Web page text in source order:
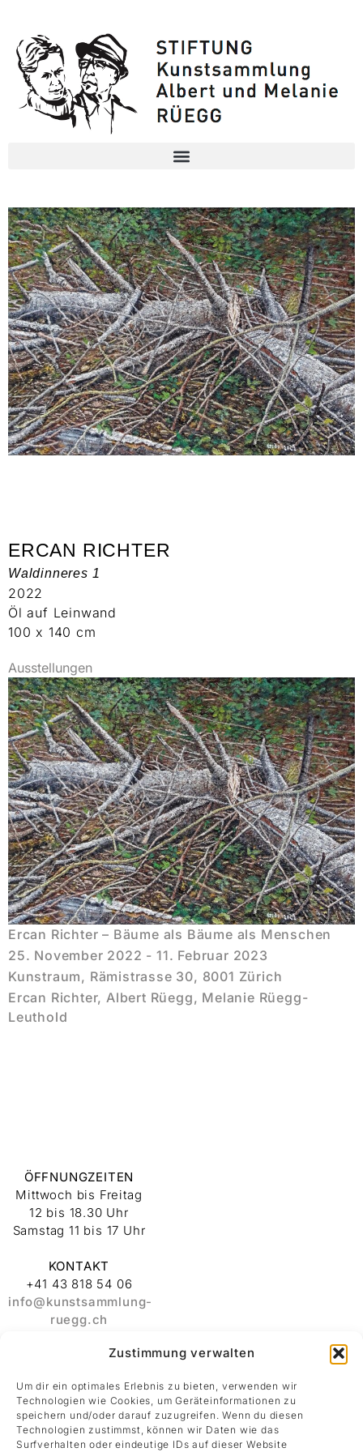
Zustimmung verwalten
Um dir ein optimales Erlebnis zu bieten, verwenden wir
Technologien wie Cookies, um Geräteinformationen zu
speichern und/oder darauf zuzugreifen. Wenn du diesen
Technologien zustimmst, können wir Daten wie das
Surfverhalten oder eindeutige IDs auf dieser Website
ERCAN RICHTER
Waldinneres 1
2022
Öl auf Leinwand
100 x 140 cm
Ausstellungen
Ercan Richter – Bäume als Bäume als Menschen
25. November 2022 - 11. Februar 2023
Kunstraum, Rämistrasse 30, 8001 Zürich
Ercan Richter, Albert Rüegg, Melanie Rüegg-
Leuthold
ÖFFNUNGZEITEN
Mittwoch bis Freitag
12 bis 18.30 Uhr
Samstag 11 bis 17 Uhr
KONTAKT
+41 43 818 54 06
info@kunstsammlung-
ruegg.ch
ADRESSE
Kunstsammlung
Albert und Melanie
Rüegg
Rämistrasse 30